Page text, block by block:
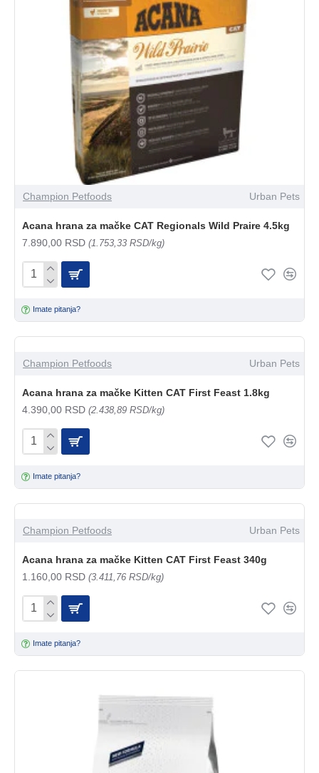
Champion Petfoods Urban Pets
Acana hrana za mačke CAT Regionals Wild Praire 4.5kg
7.890,00 RSD (1.753,33 RSD/kg)
Imate pitanja?
Champion Petfoods Urban Pets
Acana hrana za mačke Kitten CAT First Feast 1.8kg
4.390,00 RSD (2.438,89 RSD/kg)
Imate pitanja?
Champion Petfoods Urban Pets
Acana hrana za mačke Kitten CAT First Feast 340g
1.160,00 RSD (3.411,76 RSD/kg)
Imate pitanja?